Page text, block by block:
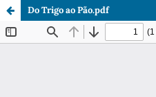
Do Trigo ao Pão.pdf